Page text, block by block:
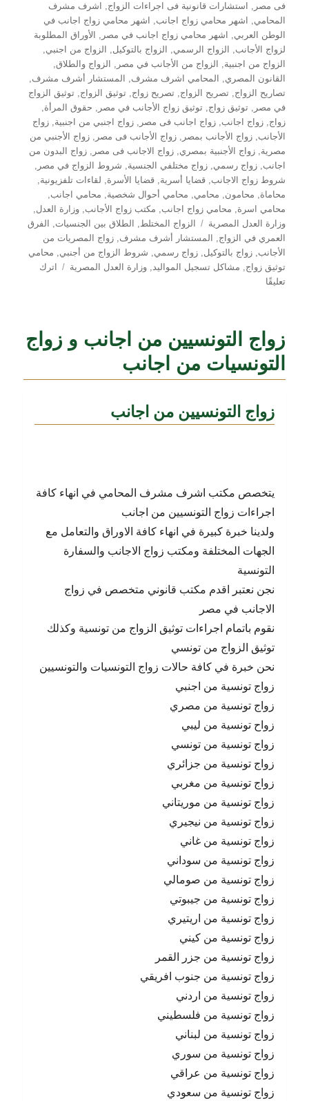
فى مصر , استشارات قانونية فى اجراءات الزواج,
اشرف مشرف
المحامي, اشهر محامي زواج اجانب,
اشهر محامي زواج اجانب في
الوطن العربي, اشهر محامي زواج اجانب في مصر ,
الأوراق المطلوبة
لزواج الأجانب, الزواج الرسمي, الزواج بالتوكيل, الزواج من اجنبي,
الزواج من اجنبية, الزواج من الأجانب في مصر , الزواج والطلاق,
القانون المصري, المحامي اشرف مشرف, المستشار أشرف مشرف,
تصاريح الزواج,تصريح الزواج,تصريح زواج,توثيق الزواج,توثيق الزواج
في مصر ,توثيق زواج,توثيق زواج الأجانب في مصر , حقوق المرأة,
زواج,زواج اجانب,زواج اجانب فى مصر ,زواج اجنبي من اجنبية,زواج
الأجانب,زواج الأجانب بمصر ,زواج الأجانب فى مصر ,زواج الأجنبي من
مصرية,زواج الأجنبية بمصري,زواج الاجانب فى مصر ,زواج البدون من
اجانب,زواج رسمي,زواج مختلفي الجنسية, شروط الزواج في مصر ,
شروط زواج الاجانب,قضايا أسرية,قضايا الأسرة, لقاءات تلفزيونية,
محاماة, محامون, محامي, محامي أحوال شخصية, محامي اجانب,
محامي اسرة, محامي زواج اجانب, مكتب زواج الأجانب,وزارة العدل,
وزارة العدل المصرية
الوسوم
الزواج المختلط, الطلاق بين الجنسيات,
الفرق
العمري في الزواج, المستشار أشرف مشرف,زواج المصريات من
الأجانب,زواج بالتوكيل,زواج رسمي, شروط الزواج من أجنبي, محامي
توثيق زواج, مشاكل تسجيل المواليد,وزارة العدل المصرية
اترك
تعليقًا
المصريات
من
الأجانب
–
المستشار
أشرف
زواج التونسيين من اجانب و زواج
التونسيات من اجانب
زواج التونسيين من اجانب
يتخصص مكتب اشرف مشرف المحامي في انهاء كافة
اجراءات زواج التونسيين من اجانب
ولدينا خبرة كبيرة في انهاء كافة الاوراق والتعامل مع
الجهات المختلفة ومكتب زواج الاجانب والسفارة
التونسية
نجن نعتبر اقدم مكتب قانوني متخصص في زواج
الاجانب في مصر
نقوم باتمام اجراءات توثيق الزواج من تونسية وكذلك
توثيق الزواج من تونسي
نحن خبرة في كافة حالات زواج التونسيات والتونسيين
زواج تونسية من اجنبي
زواج تونسية من مصري
زواح تونسية من ليبي
زواج تونسية من تونسي
زواج تونسية من جزائري
زواج تونسية من مغربي
زواج تونسية من موريتاني
زواج تونسية من نيجيري
زواج تونسية من غاني
زواج تونسية من سوداني
زواج تونسية من صومالي
زواج تونسية من جيبوتي
زواج تونسية من اريتيري
زواج تونسية من كيني
زواج تونسية من جزر القمر
زواج تونسية من جنوب افريقي
زواج تونسية من اردني
زواج تونسية من فلسطيني
زواج تونسية من لبناني
زواج تونسية من سوري
زواج تونسية من عراقي
زواج تونسية من سعودي